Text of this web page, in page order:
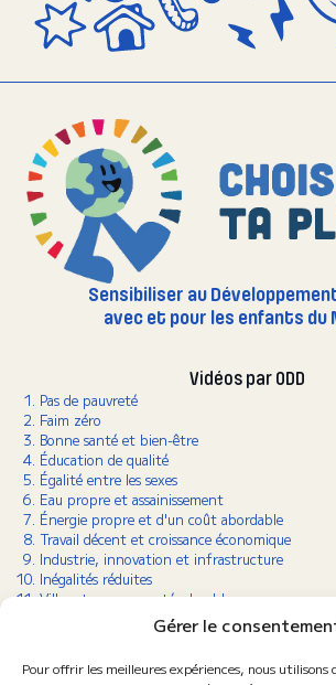
Gérer le
Pour offrir les meilleures expériences, nous utilisons
Sensibiliser au
avec et pour les enfants du
Vidéos par ODD
Pas de pauvreté
Faim zéro
Bonne santé et bien-être
Éducation de qualité
Égalité entre les sexes
Eau propre et assainissement
Énergie propre et d'un coût abordable
Travail décent et croissance économique
Industrie, innovation et infrastructure
Inégalités réduites
Villes et communautés durables
Consommation et production responsables
Lutte contre le changement climatique
Vie terrestre